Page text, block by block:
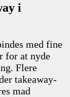
i
med fine
for at nyde
Flere
takeaway-
mad